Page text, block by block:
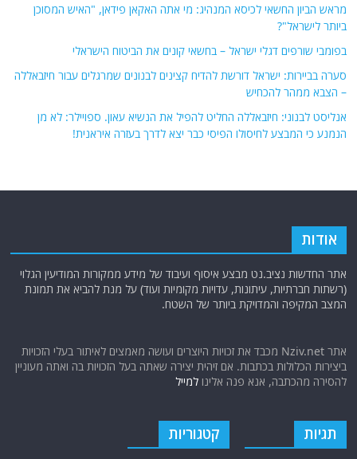
מראש הביון החשאי לכיסא המנהיג: מי אתה האקאן פידאן, "האיש המסוכן
ביותר לישראל"?
בפומבי שורפים דגלי ישראל – בחשאי קונים את הביטוח הישראלי
סערה בביירות: ישראל דורשת להדיח קצינים לבנונים שמרגלים עבור חיזבאללה
– הצבא ממהר להכחיש
אנליסט לבנוני: חיזבאללה החליט להפיל את הנשיא עאון. ספויילר: לא מן
הנמנע כי המבצע לחיסולו הפיסי כבר יצא לדרך בעזרה איראנית!
אודות
אתר החדשות נציב.נט מבצע איסוף ועיבוד של מידע ממקורות המודיעין הגלוי
(רשתות חברתיות, עיתונות, עדויות מקומיות ועוד) על מנת להביא את תמונת
המצב המקיפה והמדויקת ביותר של השטח.
אתר Nziv.net מכבד את זכויות היוצרים ועושה מאמצים לאיתור בעלי הזכויות
ביצירות הכלולות בכתבות. אם זיהית יצירה שאתה בעל הזכויות בה ואתה מעוניין
להסירה מהכתבה, אנא פנה אלינולמייל
תגיות קטגוריות